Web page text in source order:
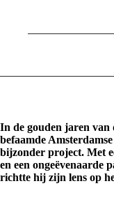
In de gouden jaren van
befaamde
bijzonder project. Met
en een ongeëvenaarde
richtte hij zijn lens op